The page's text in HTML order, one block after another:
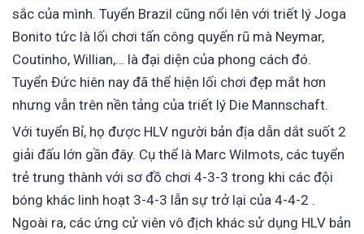
sắc của mình. Tuyển Brazil cũng nổi lên với triết lý Joga
Bonito tức là lối chơi tấn công quyến rũ mà Neymar,
Coutinho, Willian,… là đại diện của phong cách đó.
Tuyển Đức hiên nay đã thể hiện lối chơi đẹp mắt hơn
nhưng vẫn trên nền tảng của triết lý Die Mannschaft.
Với tuyển Bỉ, họ được HLV người bản địa dẫn dắt suốt 2
giải đấu lớn gần đây. Cụ thể là Marc Wilmots, các tuyển
trẻ trung thành với sơ đồ chơi 4-3-3 trong khi các đội
bóng khác linh hoạt 3-4-3 lẫn sự trở lại của 4-4-2 .
Ngoài ra, các ứng cử viên vô địch khác sử dụng HLV bản